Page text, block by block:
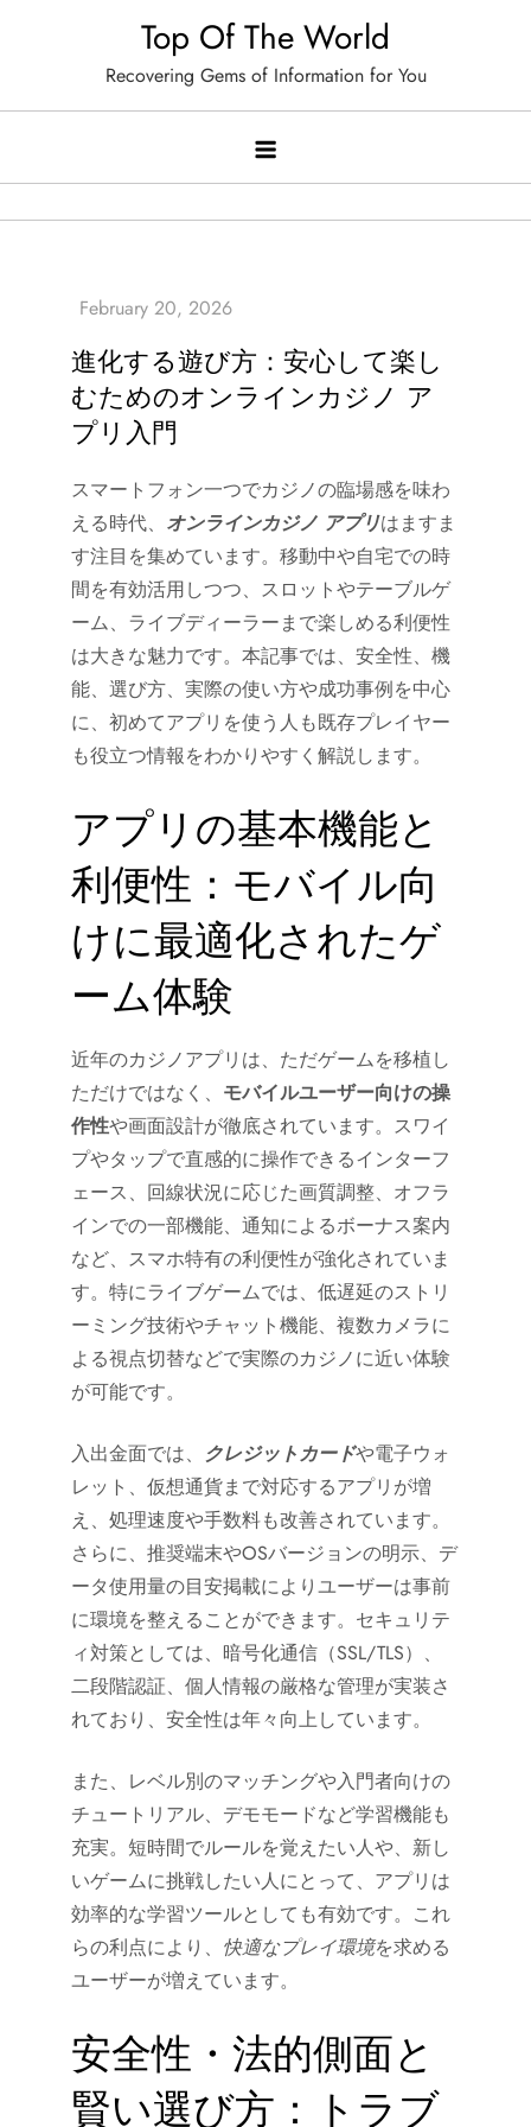
Top Of The World
Recovering Gems of Information for You
進化する遊び方：安心して楽し
むためのオンラインカジノ ア
プリ入門
スマートフォン一つでカジノの臨場感を味わ
える時代、 オンラインカジノ アプリはますま
す注目を集めています。移動中や自宅での時
間を有効活用しつつ、スロットやテーブルゲ
ーム、ライブディーラーまで楽しめる利便性
は大きな魅力です。本記事では、安全性、機
能、選び方、実際の使い方や成功事例を中心
に、初めてアプリを使う人も既存プレイヤー
も役立つ情報をわかりやすく解説します。
アプリの基本機能と
利便性：モバイル向
けに最適化されたゲ
ーム体験
近年のカジノアプリは、ただゲームを移植し
ただけではなく、 モバイルユーザー向けの操
作性や画面設計が徹底されています。スワイ
プやタップで直感的に操作できるインターフ
ェース、回線状況に応じた画質調整、オフラ
インでの一部機能、通知によるボーナス案内
など、スマホ特有の利便性が強化されていま
す。特にライブゲームでは、低遅延のストリ
ーミング技術やチャット機能、複数カメラに
よる視点切替などで実際のカジノに近い体験
が可能です。
入出金面では、 クレジットカードや電子ウォ
レット、仮想通貨まで対応するアプリが増
え、処理速度や手数料も改善されています。
さらに、推奨端末やOSバージョンの明示、デ
ータ使用量の目安掲載によりユーザーは事前
に環境を整えることができます。セキュリテ
ィ対策としては、暗号化通信（SSL/TLS）、
二段階認証、個人情報の厳格な管理が実装さ
れており、安全性は年々向上しています。
また、レベル別のマッチングや入門者向けの
チュートリアル、デモモードなど学習機能も
充実。短時間でルールを覚えたい人や、新し
いゲームに挑戦したい人にとって、アプリは
効率的な学習ツールとしても有効です。これ
らの利点により、 快適なプレイ環境を求める
ユーザーが増えています。
安全性・法的側面と
賢い選び方：トラブ